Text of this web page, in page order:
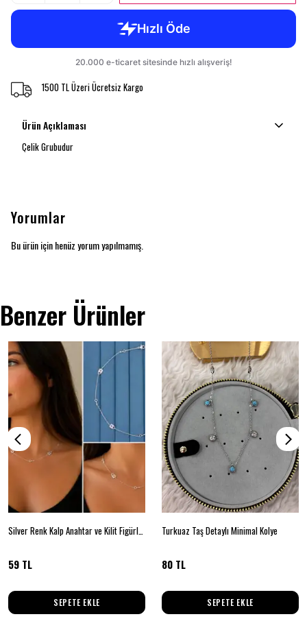
1500 TL Üzeri Ücretsiz Kargo
Ürün Açıklaması
Çelik Grubudur
Yorumlar
Bu ürün için henüz yorum yapılmamış.
Benzer Ürünler
Silver Renk Kalp Anahtar ve Kilit Figürlü Zincir Kolye – Minimal Kadın Kolyesi
59 TL
SEPETE EKLE
Turkuaz Taş Detaylı Minimal Kolye
80 TL
SEPETE EKLE